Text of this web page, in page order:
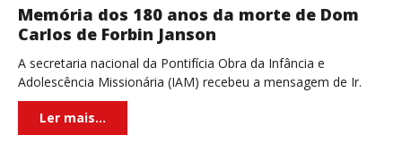
Memória dos 180 anos da morte de Dom
Carlos de Forbin Janson
A secretaria nacional da Pontifícia Obra da Infância e
Adolescência Missionária (IAM) recebeu a mensagem de Ir.
Roberta Tremarelli, secretária geral da Santa Infância,
Ler mais...